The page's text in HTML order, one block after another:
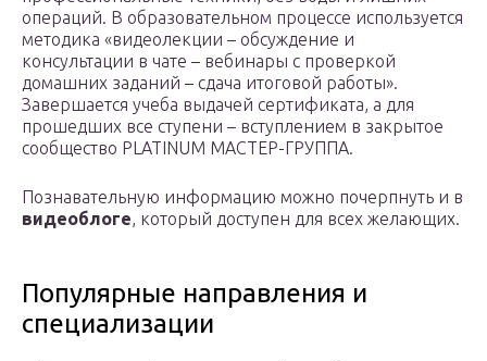
операций. В образовательном процессе используется
методика «видеолекции – обсуждение и
консультации в чате – вебинары с проверкой
домашних заданий – сдача итоговой работы».
Завершается учеба выдачей сертификата, а для
прошедших все ступени – вступлением в закрытое
сообщество PLATINUM МАСТЕР-ГРУППА.
Познавательную информацию можно почерпнуть и в
видеоблоге, который доступен для всех желающих.
Популярные направления и
специализации